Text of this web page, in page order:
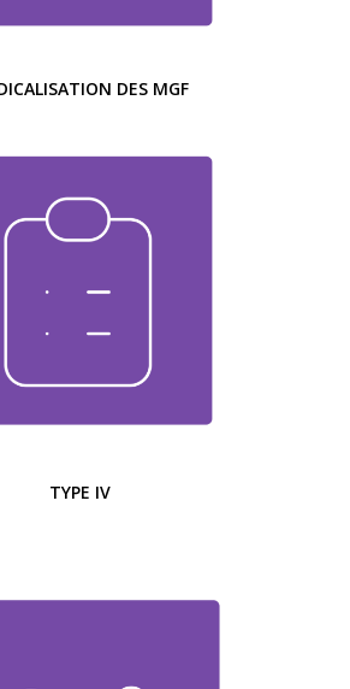
DES MGF
TYPE IV